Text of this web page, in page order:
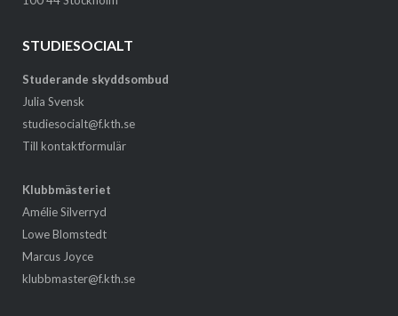
STUDIESOCIALT
Studerande skyddsombud
Julia Svensk
studiesocialt@f.kth.se
Till kontaktformulär
Klubbmästeriet
Amélie Silverryd
Lowe Blomstedt
Marcus Joyce
klubbmaster@f.kth.se